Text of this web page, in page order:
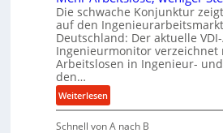
d
H
y
d
r
a
u
l
a
n
g
e
b
n
e
s
s
e
i
g
Die schwache Konjunktur
auf den
Deutschland: Der aktuelle
Ingenieurmonitor verzeichnet
Arbeitslosen in Ingenieur-
den…
Weiterlesen:
M
e
Schnell von A nach B